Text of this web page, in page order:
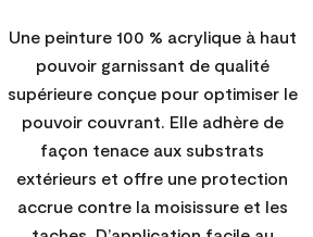
Une peinture 100 % acrylique à haut
pouvoir garnissant de qualité
supérieure conçue pour optimiser le
pouvoir couvrant. Elle adhère de
façon tenace aux substrats
extérieurs et offre une protection
accrue contre la moisissure et les